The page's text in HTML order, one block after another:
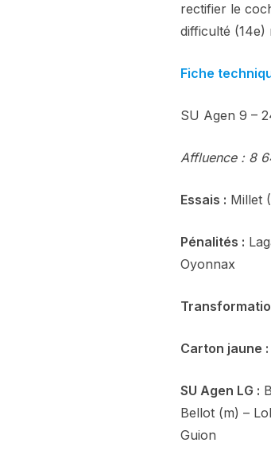
rectifier le
difficulté (14e)
Fiche
SU Agen 9 –
Affluence : 8
Essais : Millet
Pénalités :
Oyonnax
Carton jaune :
SU Agen LG :
Bellot (m) –
Guion